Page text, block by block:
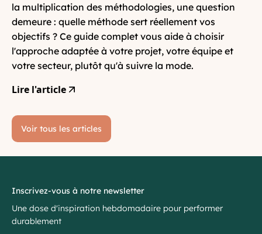
la multiplication des méthodologies, une question
demeure : quelle méthode sert réellement vos
objectifs ? Ce guide complet vous aide à choisir
l'approche adaptée à votre projet, votre équipe et
votre secteur, plutôt qu'à suivre la mode.
Lire l'article
Voir tous les articles
Inscrivez-vous à notre newsletter
Une dose d'inspiration hebdomadaire pour performer
durablement